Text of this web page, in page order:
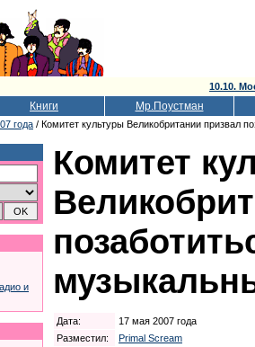
10.10.
Книги Мр.Поустман
года / Комитет культуры Великобритании призвал
и
Комитет
Дата:
17 мая 2007 года
Разместил:
Primal Scream